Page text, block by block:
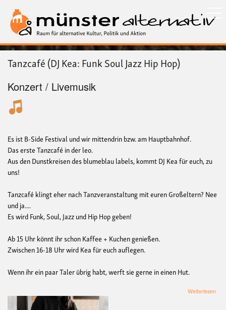
zum
Inhalt
Tanzcafé (DJ Kea: Funk Soul Jazz Hip Hop)
Konzert / Livemusik
Es ist B-Side Festival und wir mittendrin bzw. am Hauptbahnhof.
Das erste Tanzcafé in der leo.
Aus den Dunstkreisen des blumeblau labels, kommt DJ Kea für euch, zu
uns!
Tanzcafé klingt eher nach Tanzveranstaltung mit euren Großeltern? Nee
und ja....
Es wird Funk, Soul, Jazz und Hip Hop geben!
Ab 15 Uhr könnt ihr schon Kaffee + Kuchen genießen.
Zwischen 16-18 Uhr wird Kea für euch auflegen.
Wenn ihr ein paar Taler übrig habt, werft sie gerne in einen Hut.
Weiterlesen